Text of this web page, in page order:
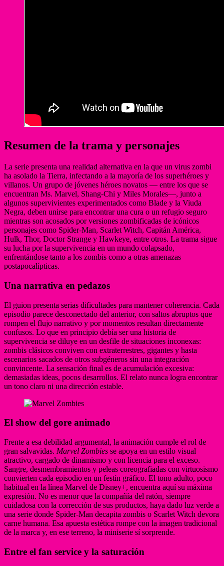
Resumen de la trama y personajes
La serie presenta una realidad alternativa en la que un virus zombi
ha asolado la Tierra, infectando a la mayoría de los superhéroes y
villanos. Un grupo de jóvenes héroes novatos — entre los que se
encuentran Ms. Marvel, Shang-Chi y Miles Morales—, junto a
algunos supervivientes experimentados como Blade y la Viuda
Negra, deben unirse para encontrar una cura o un refugio seguro
mientras son acosados por versiones zombificadas de icónicos
personajes como Spider-Man, Scarlet Witch, Capitán América,
Hulk, Thor, Doctor Strange y Hawkeye, entre otros. La trama sigue
su lucha por la supervivencia en un mundo colapsado,
enfrentándose tanto a los zombis como a otras amenazas
postapocalípticas.
Una narrativa en pedazos
El guion presenta serias dificultades para mantener coherencia. Cada
episodio parece desconectado del anterior, con saltos abruptos que
rompen el flujo narrativo y por momentos resultan directamente
confusos. Lo que en principio debía ser una historia de
supervivencia se diluye en un desfile de situaciones inconexas:
zombis clásicos conviven con extraterrestres, gigantes y hasta
escenarios sacados de otros subgéneros sin una integración
convincente. La sensación final es de acumulación excesiva:
demasiadas ideas, pocos desarrollos. El relato nunca logra encontrar
un tono claro ni una dirección estable.
El show del gore animado
Frente a esa debilidad argumental, la animación cumple el rol de
gran salvavidas. Marvel Zombies se apoya en un estilo visual
atractivo, cargado de dinamismo y con licencia para el exceso.
Sangre, desmembramientos y peleas coreografiadas con virtuosismo
convierten cada episodio en un festín gráfico. El tono adulto, poco
habitual en la línea Marvel de Disney+, encuentra aquí su máxima
expresión. No es menor que la compañía del ratón, siempre
cuidadosa con la corrección de sus productos, haya dado luz verde a
una serie donde Spider-Man decapita zombis o Scarlet Witch devora
carne humana. Esa apuesta estética rompe con la imagen tradicional
de la marca y, en ese terreno, la miniserie sí sorprende.
Entre el fan service y la saturación